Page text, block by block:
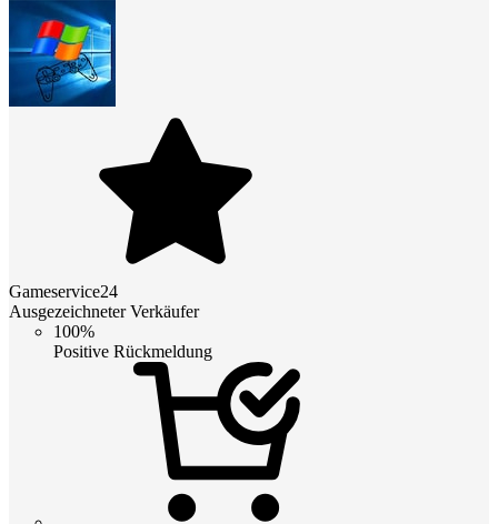
Gameservice24
Ausgezeichneter Verkäufer
100%
Positive Rückmeldung